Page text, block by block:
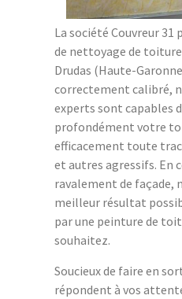
La société Couvreur 31
de nettoyage de
Drudas (Haute-
correctement calibré,
experts sont capables
profondément votre
efficacement toute
et autres agressifs. En
ravalement de façade,
meilleur résultat
par une peinture de
souhaitez.
Soucieux de faire en
répondent à vos